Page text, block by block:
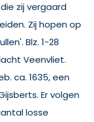
zij vergaard
Zij hopen op
Blz. 1-28
Veenvliet.
ca. 1635, een
Er volgen
losse